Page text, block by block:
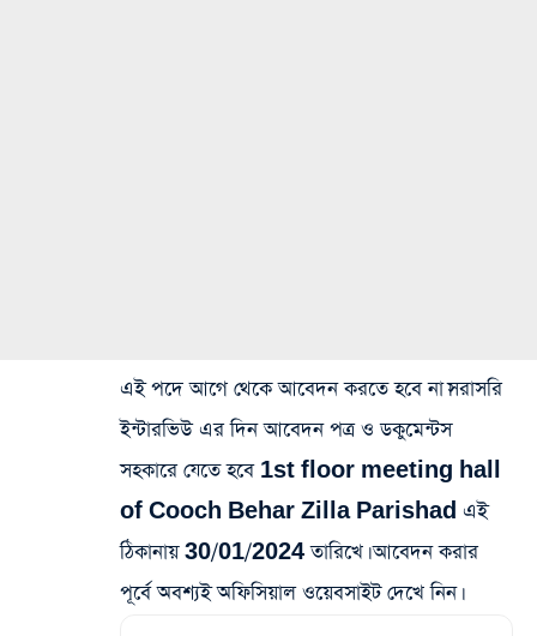
এই পদে আগে থেকে আবেদন করতে হবে না।সরাসরি
ইন্টারভিউ এর দিন আবেদন পত্র ও ডকুমেন্টস
সহকারে যেতে হবে 1st floor meeting hall
of Cooch Behar Zilla Parishad এই
ঠিকানায় 30/01/2024 তারিখে। আবেদন করার
পূর্বে অবশ্যই অফিসিয়াল ওয়েবসাইট দেখে নিন।